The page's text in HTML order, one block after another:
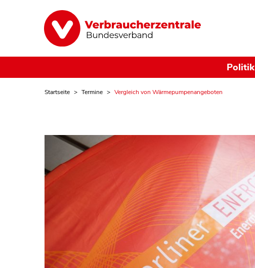
Politik
Startseite Termine Vergleich von Wärmepumpenangeboten